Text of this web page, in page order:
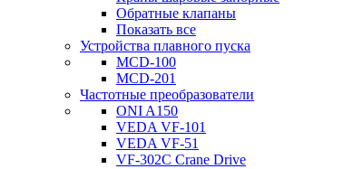
Обратные клапаны
Показать все
Устройства плавного пуска
MCD-100
MCD-201
Частотные преобразователи
ONI A150
VEDA VF-101
VEDA VF-51
VF-302C Crane Drive